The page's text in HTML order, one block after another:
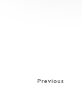
Previous